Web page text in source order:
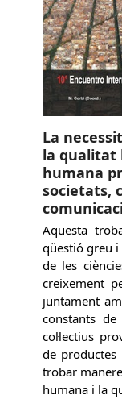
La
la qualitat
humana
societats,
Aquesta
qüestió greu
de les
creixement
juntament
constants
col·lectius
de productes
trobar
humana i la